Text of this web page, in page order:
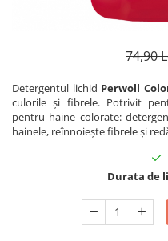
Dezinfectanți suprafețe
Lemn și parchet
Gresie, piatră și granit
Universal
Detergent rufe lichid
Detergent rufe pudră
Demachiant
Șervețele demachiante
Îngrijire bebeluși
74,90
Detergentul lichid Perwoll
culorile și fibrele. Potrivit
pentru haine colorate:
hainele, reînnoiește fibrele și
Durata de